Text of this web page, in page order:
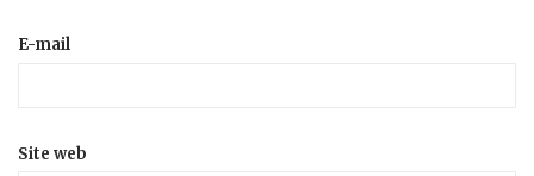
E-mail
Site web